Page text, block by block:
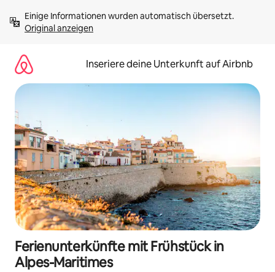
Inhalten
springenOriginal anzeigen
Inseriere deine Unterkunft auf Airbnb
Ferienunterkünfte mit Frühstück in
Alpes-Maritimes